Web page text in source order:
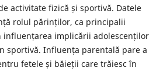
activitate fizică și sportivă. Datele
rolul părinților, ca principalii
influențarea implicării adolescenților
sportivă. Influența parentală pare a
fetele și băieții care trăiesc în